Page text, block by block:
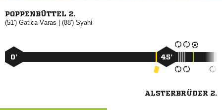
POPPENBÜTTEL 2.
(51')   | (88') 
0’ 45’
ALSTERBRÜDER 2.